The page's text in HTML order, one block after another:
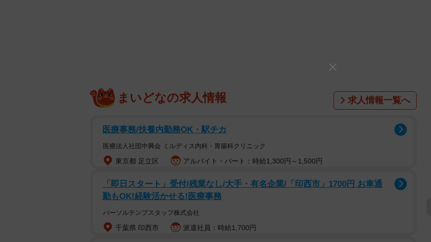
まいどなの求人情報 求人情報一覧へ
医療事務/扶養内勤務OK・駅チカ
医療法人社団中興会 ミルディス内科・胃腸科クリニック
東京都 足立区 アルバイト・パート：時給1,300円～1,500円
「即日スタート」受付/残業なし/大手・有名企業/「印西市」1700円 お車通
勤もOK!経験活かせる!医療事務
パーソルテンプスタッフ株式会社
千葉県 印西市 派遣社員：時給1,700円